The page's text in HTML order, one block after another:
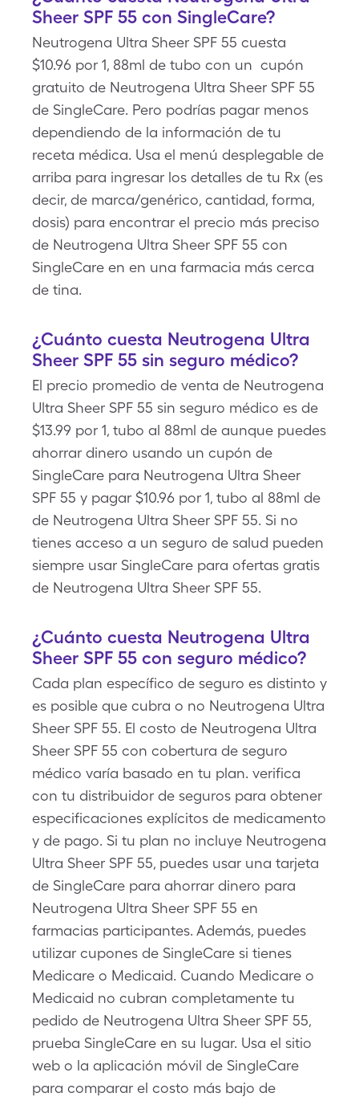
Sheer SPF 55 con SingleCare?
Neutrogena Ultra Sheer SPF 55 cuesta
$10.96 por 1, 88ml de tubo con un cupón
gratuito de Neutrogena Ultra Sheer SPF 55
de SingleCare. Pero podrías pagar menos
dependiendo de la información de tu
receta médica. Usa el menú desplegable de
arriba para ingresar los detalles de tu Rx (es
decir, de marca/genérico, cantidad, forma,
dosis) para encontrar el precio más preciso
de Neutrogena Ultra Sheer SPF 55 con
SingleCare en en una farmacia más cerca
de tina.
¿Cuánto cuesta Neutrogena Ultra
Sheer SPF 55 sin seguro médico?
El precio promedio de venta de Neutrogena
Ultra Sheer SPF 55 sin seguro médico es de
$13.99 por 1, tubo al 88ml de aunque puedes
ahorrar dinero usando un cupón de
SingleCare para Neutrogena Ultra Sheer
SPF 55 y pagar $10.96 por 1, tubo al 88ml de
de Neutrogena Ultra Sheer SPF 55. Si no
tienes acceso a un seguro de salud pueden
siempre usar SingleCare para ofertas gratis
de Neutrogena Ultra Sheer SPF 55.
¿Cuánto cuesta Neutrogena Ultra
Sheer SPF 55 con seguro médico?
Cada plan específico de seguro es distinto y
es posible que cubra o no Neutrogena Ultra
Sheer SPF 55. El costo de Neutrogena Ultra
Sheer SPF 55 con cobertura de seguro
médico varía basado en tu plan. verifica
con tu distribuidor de seguros para obtener
especificaciones explícitos de medicamento
y de pago. Si tu plan no incluye Neutrogena
Ultra Sheer SPF 55, puedes usar una tarjeta
de SingleCare para ahorrar dinero para
Neutrogena Ultra Sheer SPF 55 en
farmacias participantes. Además, puedes
utilizar cupones de SingleCare si tienes
Medicare o Medicaid. Cuando Medicare o
Medicaid no cubran completamente tu
pedido de Neutrogena Ultra Sheer SPF 55,
prueba SingleCare en su lugar. Usa el sitio
web o la aplicación móvil de SingleCare
para comparar el costo más bajo de